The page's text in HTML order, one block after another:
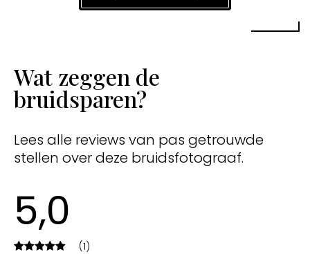
Wat zeggen de
bruidsparen?
Lees alle reviews van pas getrouwde
stellen over deze bruidsfotograaf.
5,0
(1)